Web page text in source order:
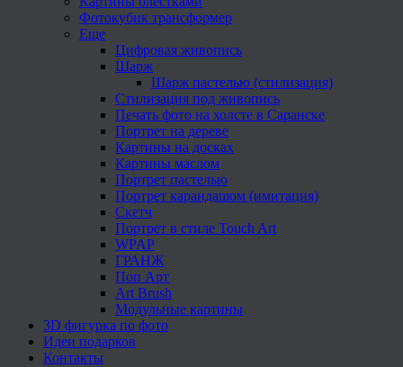
Фотокубик трансформер
Еще
Цифровая живопись
Шарж
Шарж пастелью (стилизация)
Стилизация под живопись
Печать фото на холсте в Саранске
Портрет на дереве
Картины на досках
Картины маслом
Портрет пастелью
Портрет карандашом (имитация)
Скетч
Портрет в стиле Touch Art
WPAP
ГРАНЖ
Поп Арт
Art Brush
Модульные картины
3D фигурка по фото
Идеи подарков
Контакты